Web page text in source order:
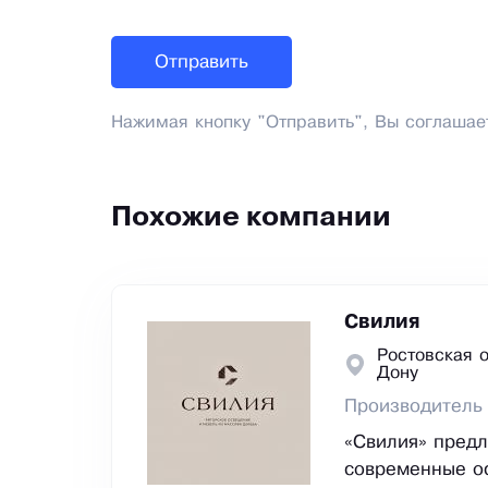
Нажимая кнопку "Отправить", Вы
Похожие компании
Свилия
Ростовская
Дону
«Свилия»
современные